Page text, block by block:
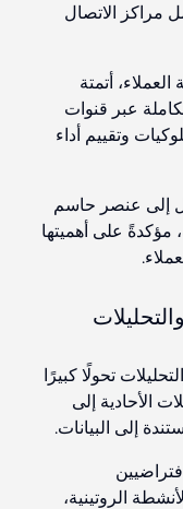
مراكز الاتصال
أتمتة
عبر قنوات
وتقييم أداء
إلى عنصر حاسم
مؤكدةً على أهميتها
تحولًا كبيرًا
الأحادية إلى
إلى البيانات.
الروتينية،